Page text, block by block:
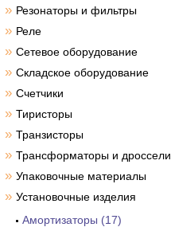
» Резонаторы и фильтры
» Реле
» Сетевое оборудование
» Складское оборудование
» Счетчики
» Тиристоры
» Транзисторы
» Трансформаторы и дроссели
» Упаковочные материалы
» Установочные изделия
Амортизаторы (17)